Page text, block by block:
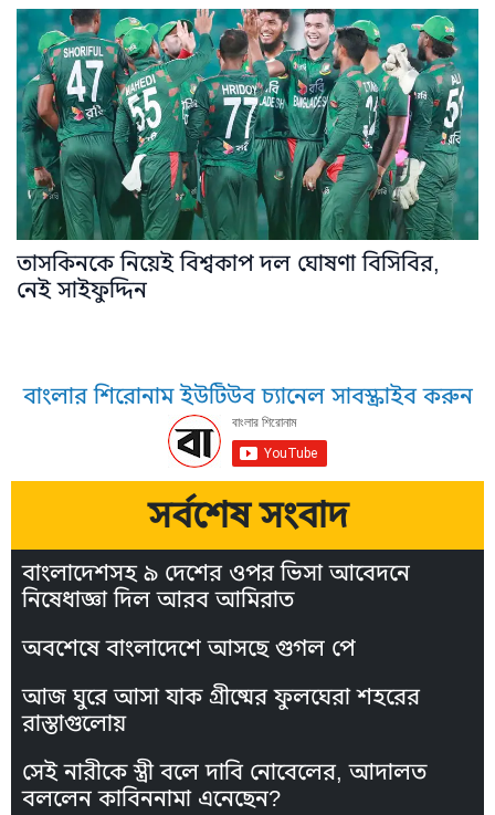
তাসকিনকে নিয়েই বিশ্বকাপ দল ঘোষণা বিসিবির,
নেই সাইফুদ্দিন
বাংলার শিরোনাম ইউটিউব চ্যানেল সাবস্ক্রাইব করুন
সর্বশেষ সংবাদ
বাংলাদেশসহ ৯ দেশের ওপর ভিসা আবেদনে
নিষেধাজ্ঞা দিল আরব আমিরাত
অবশেষে বাংলাদেশে আসছে গুগল পে
আজ ঘুরে আসা যাক গ্রীষ্মের ফুলঘেরা শহরের
রাস্তাগুলোয়
সেই নারীকে স্ত্রী বলে দাবি নোবেলের, আদালত
বললেন কাবিননামা এনেছেন?